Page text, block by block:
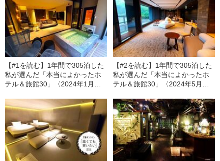
【#1を読む】1年間で305泊した
私が選んだ「本当によかったホ
テル＆旅館30」〈2024年1月～4
【#2を読む】1年間で305泊した
私が選んだ「本当によかったホ
テル＆旅館30」〈2024年5月～8